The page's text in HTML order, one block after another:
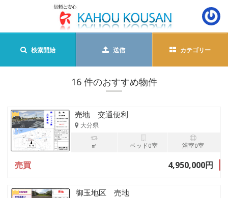
検索開始 送信 カテゴリー
16 件のおすすめ物件
売地 交通便利
大分県
㎡ ベッド0室 浴室0室
売買 4,950,000円
御玉地区 売地